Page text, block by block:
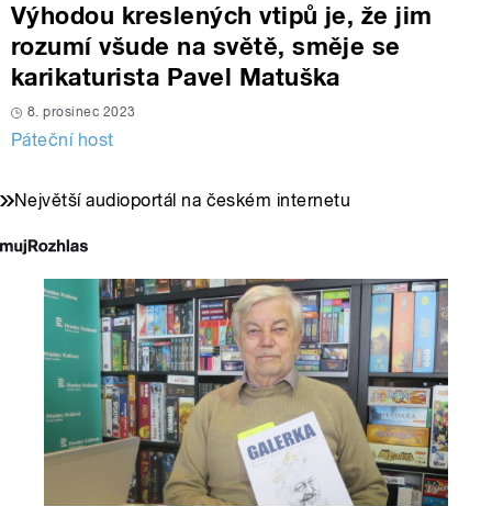
Výhodou kreslených vtipů je, že jim
rozumí všude na světě, směje se
karikaturista Pavel Matuška
8. prosinec 2023
Páteční host
Největší audioportál na českém internetu